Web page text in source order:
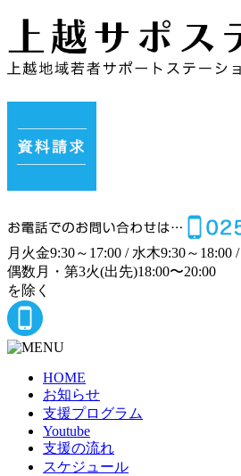
月 火金9:30～17:00 / 水木9:30～18:00 /
偶数月・第3火(出先)18:00〜20:00
を除く
HOME
お知らせ
支援プログラム
Youtube
支援の流れ
スケジュール